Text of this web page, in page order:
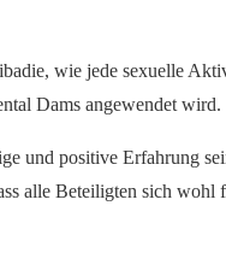
wie jede sexuelle
Dams angewendet wird.
und positive Erfahrung
alle Beteiligten sich